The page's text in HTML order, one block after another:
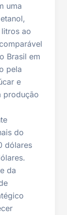
uma
ao
Brasil em
pela
e
produção
do
dólares
da